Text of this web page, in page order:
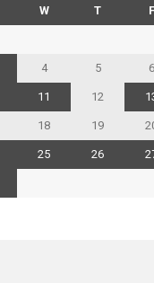
W T F
4 5 6
11 12
18 19
25 26